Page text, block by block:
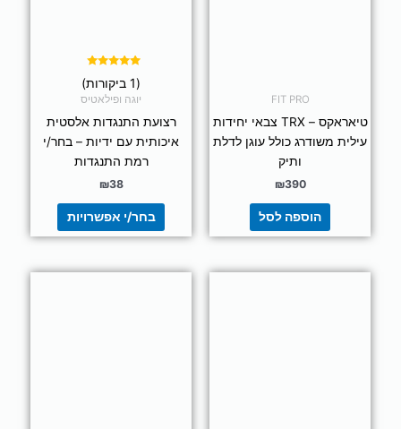
FIT PRO
טיאראקס – TRX צבאי יחידות
עילית משודרג כולל עוגן לדלת
ותיק
₪390
הוספה לסל
5.00
מתוך 5
(1 ביקורות)
יוגה ופילאטיס
רצועת התנגדות אלסטית
איכותית עם ידיות – בחר/י
רמת התנגדות
₪38
בחר/י אפשרויות
המוצר